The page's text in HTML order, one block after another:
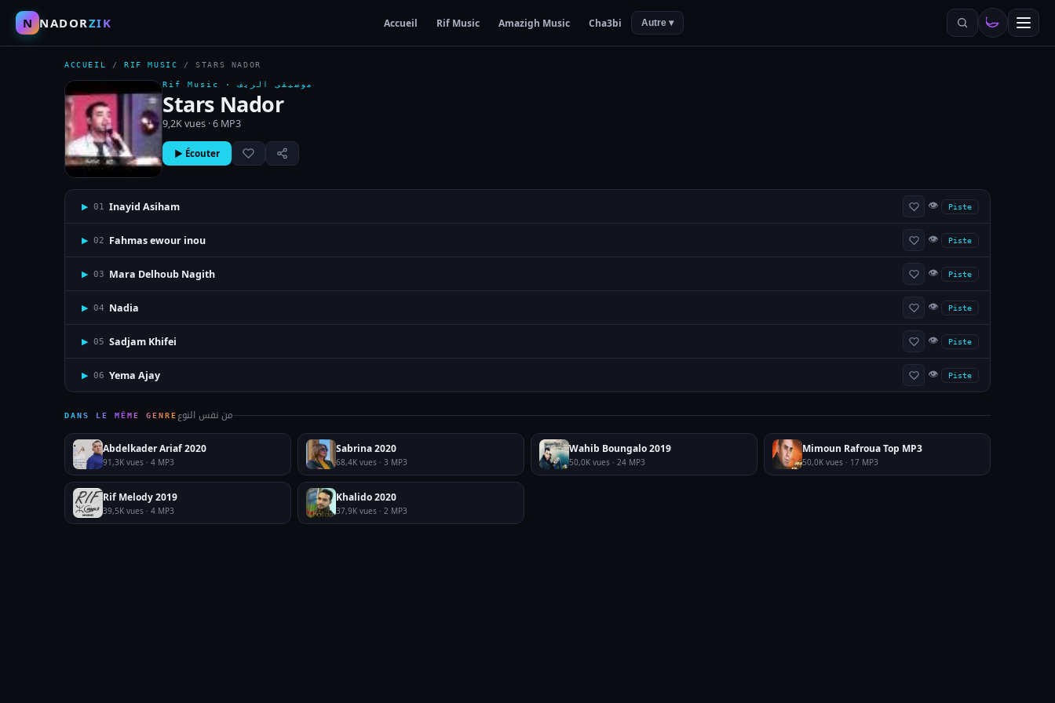
N NADORZIK Accueil Rif Music Amazigh Music Cha3bi Autre ▾
ACCUEIL /RIF MUSIC /STARS NADOR
Rif Music ·موسيقى الريف
Stars Nador
9,2K vues · 6 MP3
▶ Écouter
▶ 01 Inayid Asiham 👁 Piste
▶ 02 Fahmas ewour inou 👁 Piste
▶ 03 Mara Delhoub Nagith 👁 Piste
▶ 04 Nadia 👁 Piste
▶ 05 Sadjam Khifei 👁 Piste
▶ 06 Yema Ajay 👁 Piste
DANS LE MÊME GENRE من نفس النوع
Abdelkader Ariaf 2020
91,3K vues · 4 MP3
Sabrina 2020
68,4K vues · 3 MP3
Wahib Boungalo 2019
50,0K vues · 24 MP3
Mimoun Rafroua Top MP3
50,0K vues · 17 MP3
Rif Melody 2019
39,5K vues · 4 MP3
Khalido 2020
37,9K vues · 2 MP3